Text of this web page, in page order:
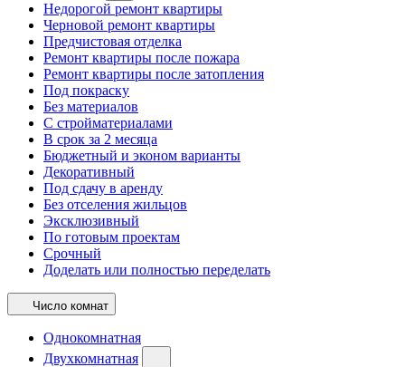
Недорогой ремонт квартиры
Черновой ремонт квартиры
Предчистовая отделка
Ремонт квартиры после пожара
Ремонт квартиры после затопления
Под покраску
Без материалов
С стройматериалами
В срок за 2 месяца
Бюджетный и эконом варианты
Декоративный
Под сдачу в аренду
Без отселения жильцов
Эксклюзивный
По готовым проектам
Срочный
Доделать или полностью переделать
Число комнат
Однокомнатная
Двухкомнатная